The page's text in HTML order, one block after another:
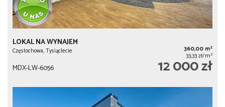
LOKAL NA WYNAJEM
Częstochowa, Tysiąclecie 360,00 m2
33,33 zł/m2
MDX-LW-6056 12 000 zł